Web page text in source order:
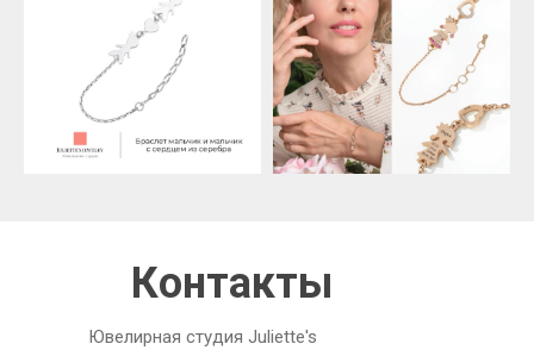
Ювелирная студия Juliette's
Контакты